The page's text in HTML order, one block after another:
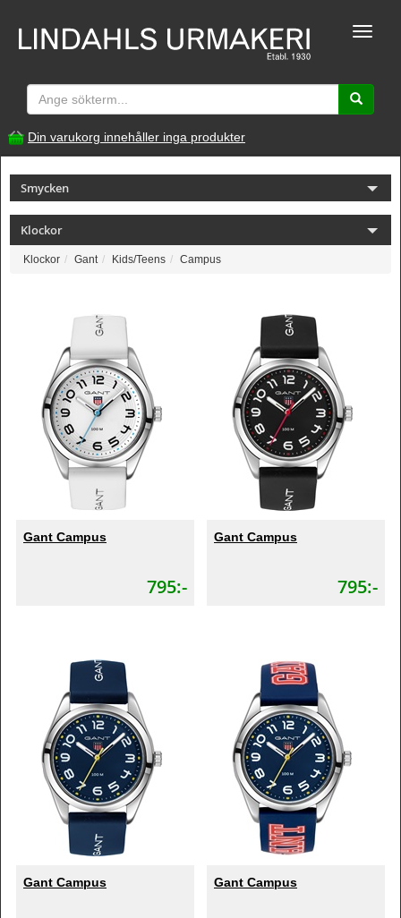
Toggle
Din varukorg innehåller inga produkter
Smycken
Klockor
Klockor Gant Kids/Teens Campus
Gant Campus
795:-
Gant Campus
795:-
Gant Campus Gant Campus